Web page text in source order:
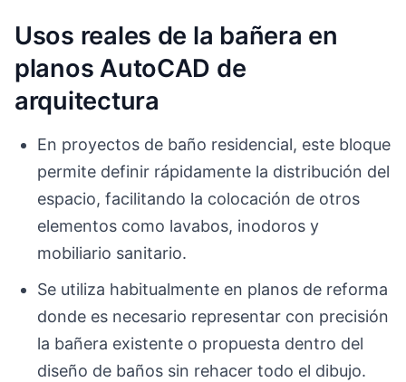
Usos reales de la bañera en
planos AutoCAD de
arquitectura
En proyectos de baño residencial, este bloque
permite definir rápidamente la distribución del
espacio, facilitando la colocación de otros
elementos como lavabos, inodoros y
mobiliario sanitario.
Se utiliza habitualmente en planos de reforma
donde es necesario representar con precisión
la bañera existente o propuesta dentro del
diseño de baños sin rehacer todo el dibujo.